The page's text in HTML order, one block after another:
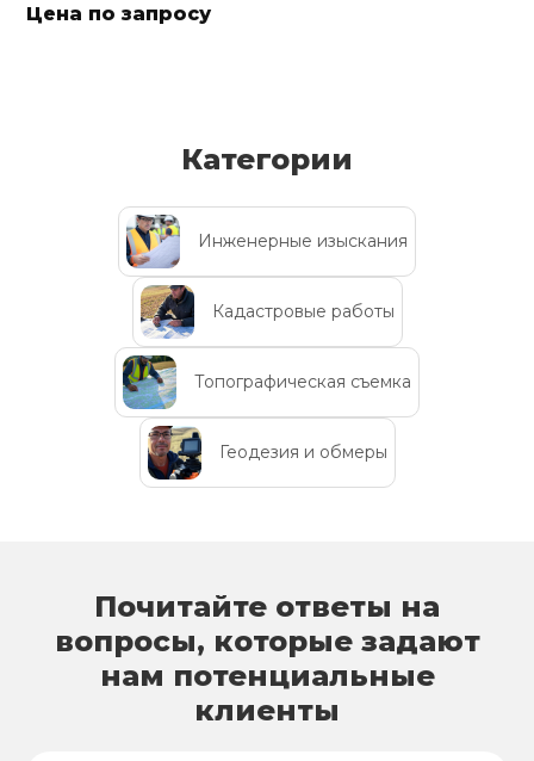
Цена по запросу
Категории
Инженерные изыскания
Кадастровые работы
Топографическая съемка
Геодезия и обмеры
Почитайте ответы на
вопросы, которые задают
нам потенциальные
клиенты